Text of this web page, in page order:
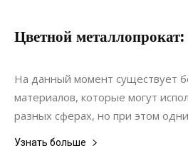
Цветной
27.02.2020
На данный момент существует
материалов, которые могут
разных сферах, но при этом одни
Узнать больше